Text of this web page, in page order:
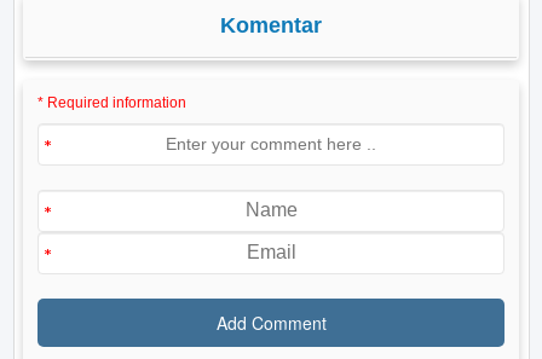
Komentar
* Required information